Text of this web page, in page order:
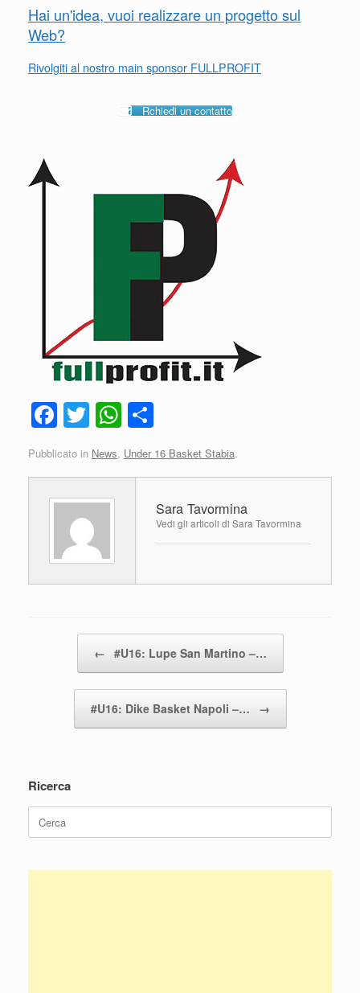
Hai un'idea, vuoi realizzare un progetto sul
Web?
Rivolgiti al nostro main sponsor FULLPROFIT
Rchiedi un contatto
F
a
c
e
b
o
o
k
T
wi
tt
er
W
h
at
o
n
vi
di
Pubblicato in News, Under 16 Basket Stabia.
Sara Tavormina
Vedi gli articoli di Sara Tavormina
← #U16: Lupe San Martino –…
#U16: Dike Basket Napoli –… →
Ricerca
Ricerca
per: